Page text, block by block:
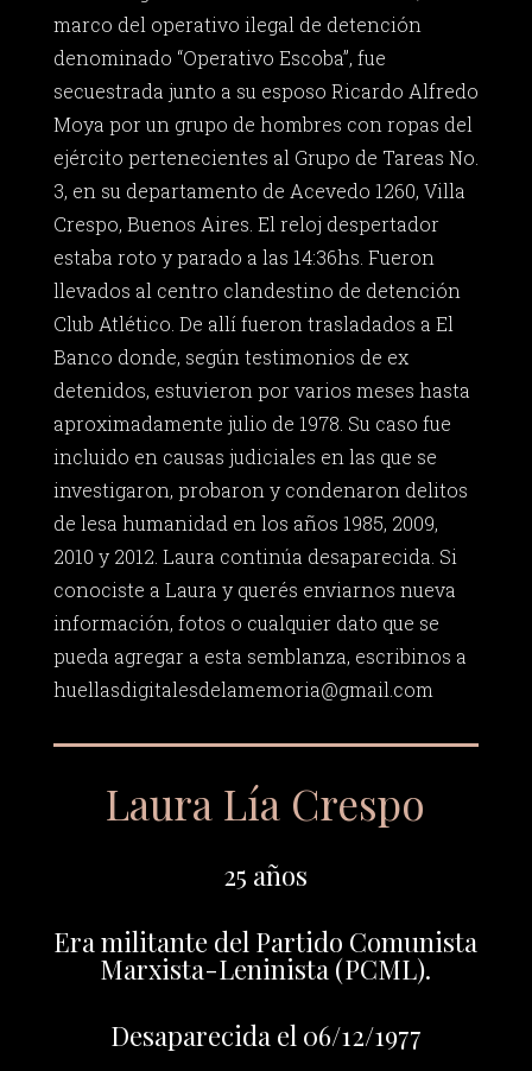
marco del operativo ilegal de detención
denominado “Operativo Escoba”, fue
secuestrada junto a su esposo Ricardo Alfredo
Moya por un grupo de hombres con ropas del
ejército pertenecientes al Grupo de Tareas No.
3, en su departamento de Acevedo 1260, Villa
Crespo, Buenos Aires. El reloj despertador
estaba roto y parado a las 14:36hs. Fueron
llevados al centro clandestino de detención
Club Atlético. De allí fueron trasladados a El
Banco donde, según testimonios de ex
detenidos, estuvieron por varios meses hasta
aproximadamente julio de 1978. Su caso fue
incluido en causas judiciales en las que se
investigaron, probaron y condenaron delitos
de lesa humanidad en los años 1985, 2009,
2010 y 2012. Laura continúa desaparecida. Si
conociste a Laura y querés enviarnos nueva
información, fotos o cualquier dato que se
pueda agregar a esta semblanza, escribinos a
huellasdigitalesdelamemoria@gmail.com
Laura Lía Crespo
25 años
Era militante del Partido Comunista
Marxista-Leninista (PCML).
Desaparecida el 06/12/1977